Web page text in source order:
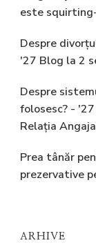
este
Despre
'27 Blog la 2
Despre
folosesc? -
Relația
Prea tânăr
prezervative
ARHIVE